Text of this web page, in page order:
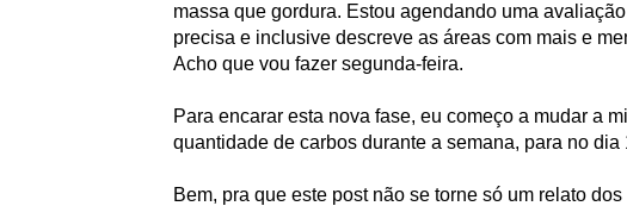
massa que gordura. Estou agendando uma
precisa e inclusive descreve as áreas com mais e
Acho que vou fazer segunda-feira.
Para encarar esta nova fase, eu começo a mudar a
quantidade de carbos durante a semana, para no
Bem, pra que este post não se torne só um relato